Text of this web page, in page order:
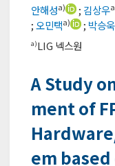
안해성a) ; 김상우
;오민택a) ; 박승욱
a)LIG 넥스원
A Study
ment of
em